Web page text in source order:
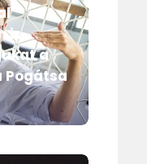
is
a
Pogátsa